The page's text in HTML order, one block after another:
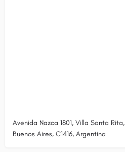
Avenida Nazca 1801, Villa Santa Rita,
Buenos Aires, C1416, Argentina